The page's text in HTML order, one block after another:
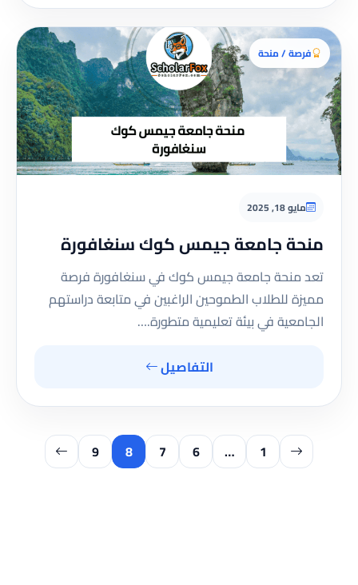
فرصة / منحة
مايو 18, 2025
منحة جامعة جيمس كوك سنغافورة
تعد منحة جامعة جيمس كوك في سنغافورة فرصة
مميزة للطلاب الطموحين الراغبين في متابعة دراستهم
الجامعية في بيئة تعليمية متطورة.…
التفاصيل
1
…
6
7
8
9